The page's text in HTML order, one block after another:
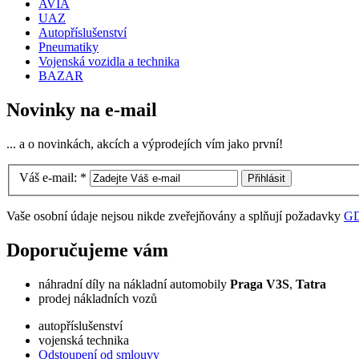
AVIA
UAZ
Autopříslušenství
Pneumatiky
Vojenská vozidla a technika
BAZAR
Novinky na e-mail
... a o novinkách, akcích a výprodejích vím jako první!
Váš e-mail: *
Vaše osobní údaje nejsou nikde zveřejňovány a splňují požadavky
Doporučujeme vám
náhradní díly na nákladní automobily Praga V3S, Tatra
prodej nákladních vozů
autopříslušenství
vojenská technika
Odstoupení od smlouvy